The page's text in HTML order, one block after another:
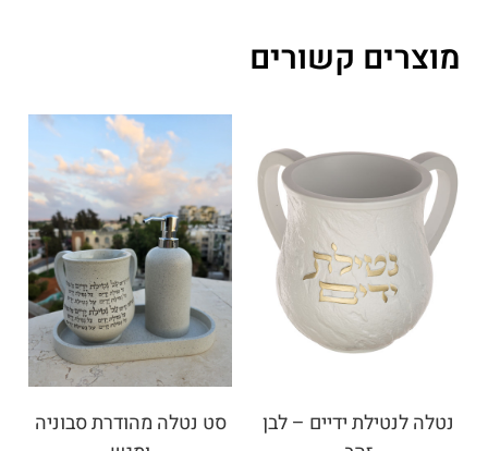
מוצרים קשורים
נטלה לנטילת ידיים – לבן
סט נטלה מהודרת סבוניה